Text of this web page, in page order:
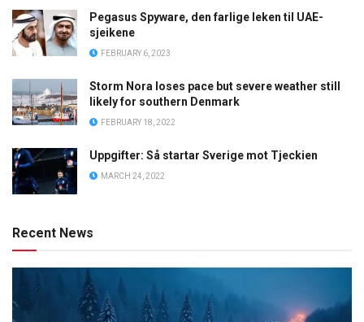
Pegasus Spyware, den farlige leken til UAE-
sjeikene
FEBRUARY 6, 2023
Storm Nora loses pace but severe weather still
likely for southern Denmark
FEBRUARY 18, 2022
Uppgifter: Så startar Sverige mot Tjeckien
MARCH 24, 2022
Recent News